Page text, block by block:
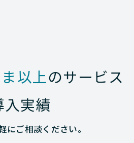
以上のサービス
入実績
にご相談ください。